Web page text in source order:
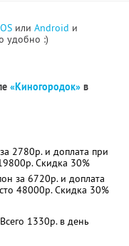
или Android и
удобно :)
«Киногородок» в
2780р. и доплата при
Скидка 30%
за 6720р. и доплата
48000р. Скидка 30%
1330р. в день